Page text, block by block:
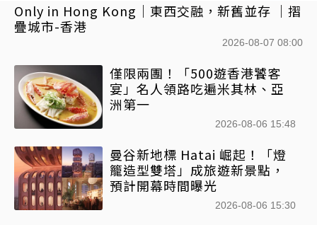
Only in Hong Kong｜東西交融，新舊並存 ｜摺
疊城市-香港
2026-08-07 08:00
僅限兩團！「500遊香港饕客
宴」名人領路吃遍米其林、亞
洲第一
2026-08-06 15:48
曼谷新地標 Hatai 崛起！「燈
籠造型雙塔」成旅遊新景點，
預計開幕時間曝光
2026-08-06 15:30